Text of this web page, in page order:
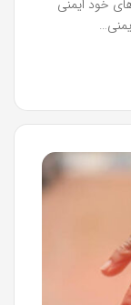
خود ایمنی